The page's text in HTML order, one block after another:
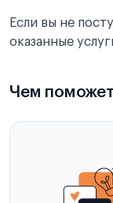
Если вы не
оказанные
Чем